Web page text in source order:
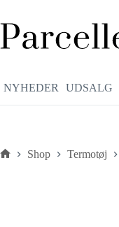
indhold
NYHEDER UDSALG
Shop Termotøj